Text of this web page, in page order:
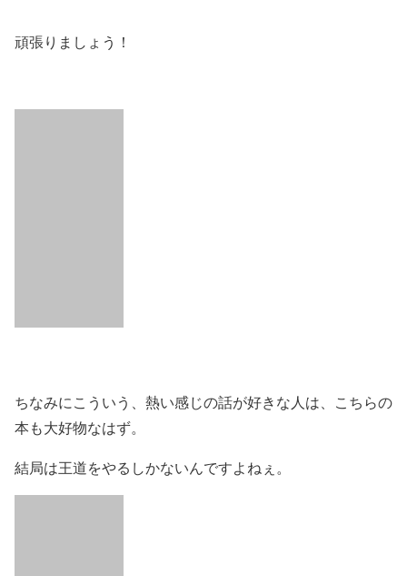
頑張りましょう！
ちなみにこういう、熱い感じの話が好きな人は、こちらの
本も大好物なはず。
結局は王道をやるしかないんですよねぇ。